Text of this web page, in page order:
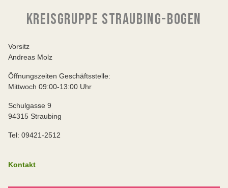
KREISGRUPPE STRAUBING-BOGEN
Vorsitz
Andreas Molz
Öffnungszeiten Geschäftsstelle:
Mittwoch 09:00-13:00 Uhr
Schulgasse 9
94315 Straubing
Tel: 09421-2512
Kontakt